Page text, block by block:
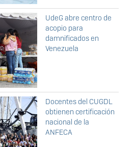
UdeG abre centro de
acopio para
damnificados en
Venezuela
Docentes del CUGDL
obtienen certificación
nacional de la
ANFECA